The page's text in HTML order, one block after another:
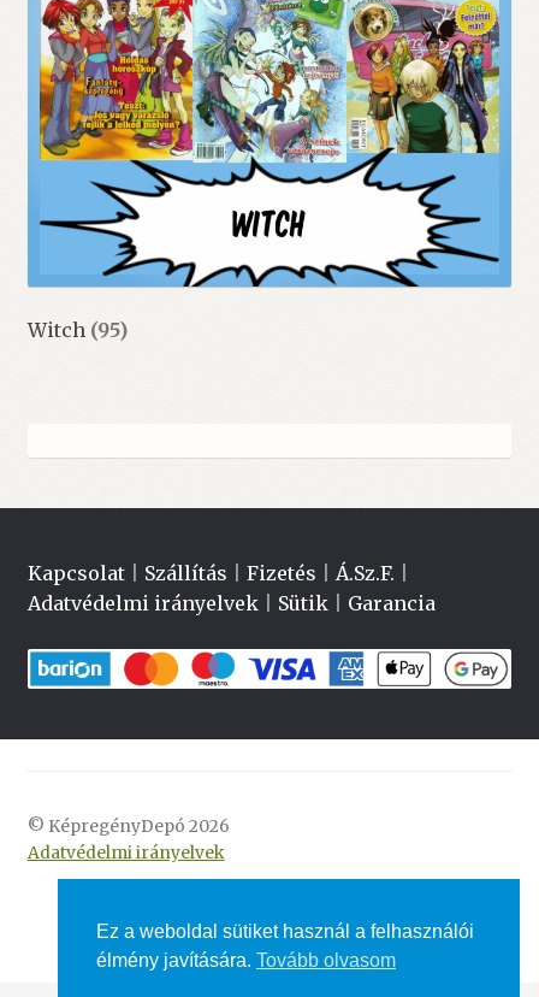
Witch (95)
Kapcsolat| Szállítás Fizetés Á.Sz.F.
Adatvédelmi irányelvek| Sütik| Garancia
© KépregényDepó 2026
Adatvédelmi irányelvek
Ez a weboldal sütiket használ a felhasználói
élmény javítására. Tovább olvasom